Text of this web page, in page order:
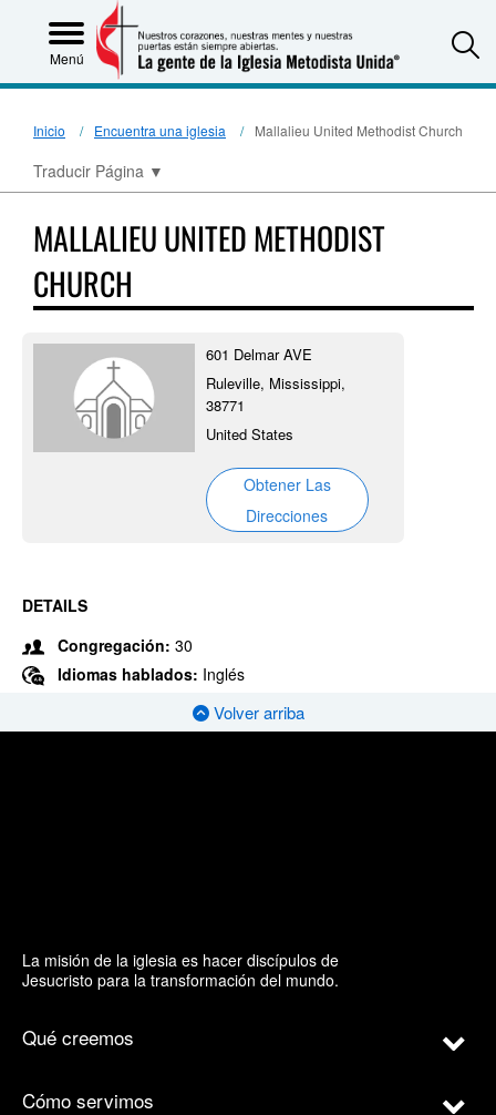
Menú
Inicio Encuentra una iglesia Mallalieu United Methodist Church
Traducir Página ▼
MALLALIEU UNITED METHODIST
CHURCH
601 Delmar AVE
Ruleville, Mississippi,
38771
United States
Obtener Las
Direcciones
DETAILS
Congregación: 30
Idiomas hablados: Inglés
Volver arriba
La misión de la iglesia es hacer discípulos de
Jesucristo para la transformación del mundo.
Qué creemos
Cómo servimos